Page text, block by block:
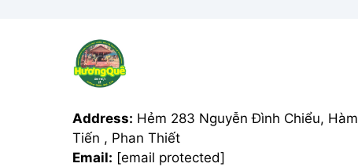
Address: Hẻm 283 Nguyễn Đình Chiểu, Hàm
Tiến , Phan Thiết
Email: [email protected]